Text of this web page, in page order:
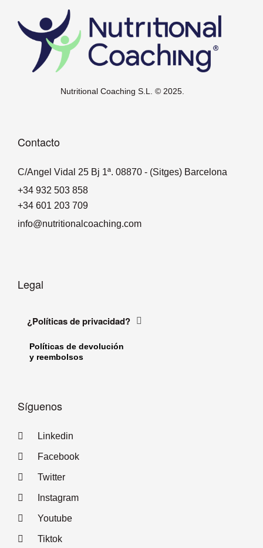
Nutritional Coaching S.L. © 2025.
Contacto
C/Angel Vidal 25 Bj 1ª. 08870 - (Sitges) Barcelona
+34 932 503 858
+34 601 203 709
info@nutritionalcoaching.com
Legal
¿Políticas de privacidad?
Políticas de devolución
y reembolsos
Síguenos
Linkedin
Facebook
Twitter
Instagram
Youtube
Tiktok